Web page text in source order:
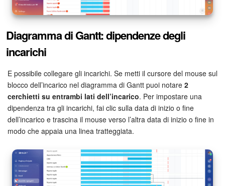
Diagramma di Gantt: dipendenze degli
incarichi
E possibile collegare gli incarichi. Se metti il cursore del mouse sul
blocco dell’incarico nel diagramma di Gantt puoi notare 2
cerchietti su entrambi lati dell’incarico. Per impostare una
dipendenza tra gli incarichi, fai clic sulla data di inizio o fine
dell’incarico e trascina il mouse verso l’altra data di inizio o fine in
modo che appaia una linea tratteggiata.